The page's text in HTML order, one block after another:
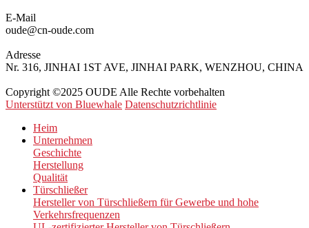
E-Mail
oude@cn-oude.com
Adresse
Nr. 316, JINHAI 1ST AVE, JINHAI PARK, WENZHOU, CHINA
Copyright ©2025 OUDE Alle Rechte vorbehalten
Unterstützt von Bluewhale Datenschutzrichtlinie
Heim
Unternehmen
Geschichte
Herstellung
Qualität
Türschließer
Hersteller von Türschließern für Gewerbe und hohe
Verkehrsfrequenzen